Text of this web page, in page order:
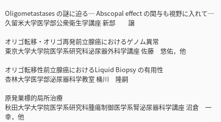
Oligometastases の謎に迫る─ Abscopal effect の関与も視野に入れて─
久留米大学医学部公衆衛生学講座 新部 譲
オリゴ転移・オリゴ再発前立腺癌におけるゲノム異常
東京大学大学院医学系研究科泌尿器外科学講座 佐藤 悠佑，他
オリゴ転移性前立腺癌におけるLiquid Biopsy の有用性
杏林大学医学部泌尿器科学教室 桶川 隆嗣
原発巣標的局所治療
秋田大学大学院医学系研究科腫瘍制御医学系腎泌尿器科学講座 沼倉 一
幸，他